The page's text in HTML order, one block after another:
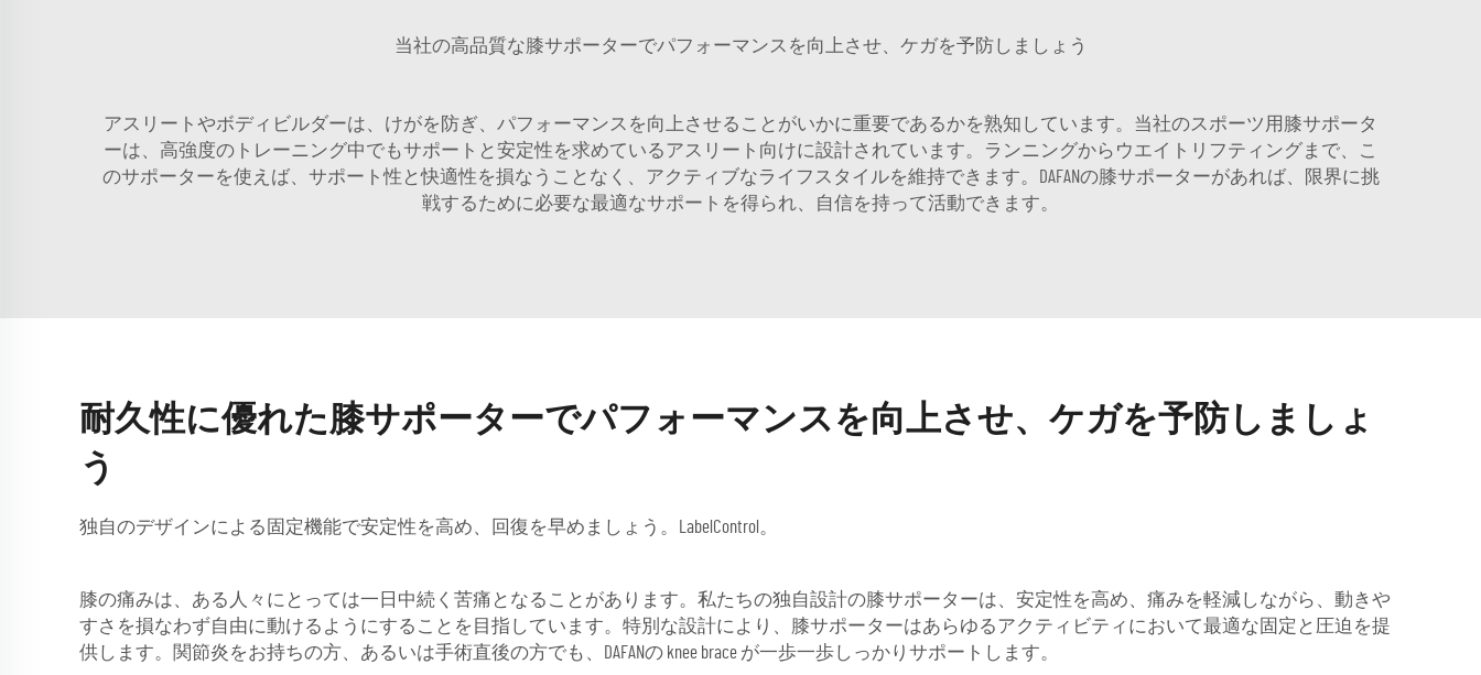
当社の高品質な膝サポーターでパフォーマンスを向上させ、ケガを予防しましょう
アスリートやボディビルダーは、けがを防ぎ、パフォーマンスを向上させることがいかに重要であるかを熟知しています。当社のスポーツ用膝サポータ
ーは、高強度のトレーニング中でもサポートと安定性を求めているアスリート向けに設計されています。ランニングからウエイトリフティングまで、こ
のサポーターを使えば、サポート性と快適性を損なうことなく、アクティブなライフスタイルを維持できます。DAFANの膝サポーターがあれば、限界に挑
戦するために必要な最適なサポートを得られ、自信を持って活動できます。
耐久性に優れた膝サポーターでパフォーマンスを向上させ、ケガを予防しましょ
う
独自のデザインによる固定機能で安定性を高め、回復を早めましょう。LabelControl。
膝の痛みは、ある人々にとっては一日中続く苦痛となることがあります。私たちの独自設計の膝サポーターは、安定性を高め、痛みを軽減しながら、動きや
すさを損なわず自由に動けるようにすることを目指しています。特別な設計により、膝サポーターはあらゆるアクティビティにおいて最適な固定と圧迫を提
供します。関節炎をお持ちの方、あるいは手術直後の方でも、DAFANの knee brace が一歩一歩しっかりサポートします。